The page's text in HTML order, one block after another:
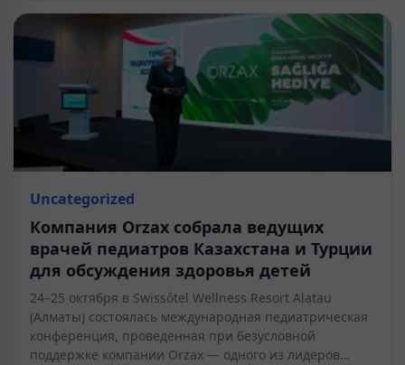
Uncategorized
Компания Orzax собрала ведущих
врачей педиатров Казахстана и Турции
для обсуждения здоровья детей
24–25 октября в Swissôtel Wellness Resort Alatau
(Алматы) состоялась международная педиатрическая
конференция, проведенная при безусловной
поддержке компании Orzax — одного из лидеров…